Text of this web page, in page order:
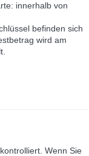
innerhalb von
befinden sich
wird am
Wenn Sie